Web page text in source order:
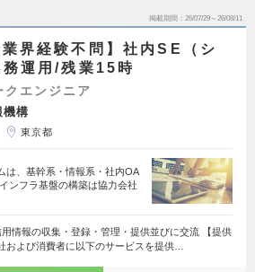
掲載期間 26/07/29～26/08/11
業界経験不問】社内SE（シ
運用/残業15時
エンジニア
機構
東京都
は、基幹系・情報系・社内OA
ンフラ基盤の構築は協力会社
用情報の収集・登録・管理・提供並びに交流 【提供
および消費者に以下のサービスを提供…